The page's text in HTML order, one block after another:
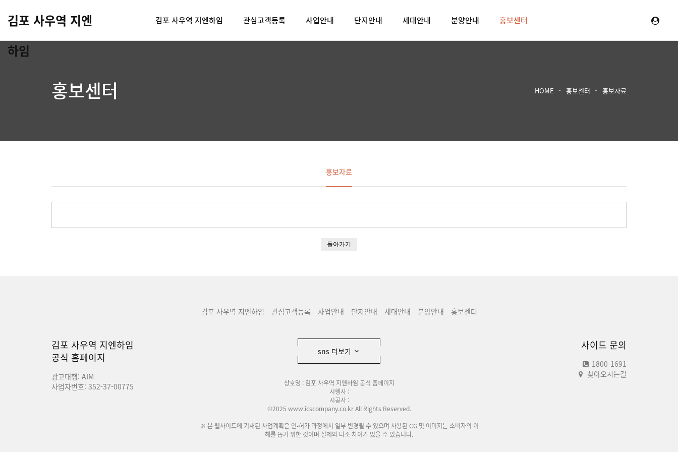
김포 사우역 지엔
하임
김포 사우역 지엔하임 관심고객등록 사업안내 단지안내 세대안내 분양안내 홍보센터
홍보센터 HOME 홍보센터 홍보자료
홍보자료
돌아가기
김포 사우역 지엔하임 관심고객등록 사업안내 단지안내 세대안내 분양안내 홍보센터
김포 사우역 지엔하임
공식 홈페이지
광고대행: AIM
사업자번호: 352-37-00775
사이드 문의
1800-1691
찾아오시는길
sns 더보기
상호명 : 김포 사우역 지엔하임 공식 홈페이지
시행사 :
시공사 :
©2025 www.icscompany.co.kr All Rights Reserved.
※ 본 웹사이트에 기재된 사업계획은 인•허가 과정에서 일부 변경될 수 있으며 사용된 CG 및 이미지는 소비자의 이
해를 돕기 위한 것이며 실제와 다소 차이가 있을 수 있습니다.